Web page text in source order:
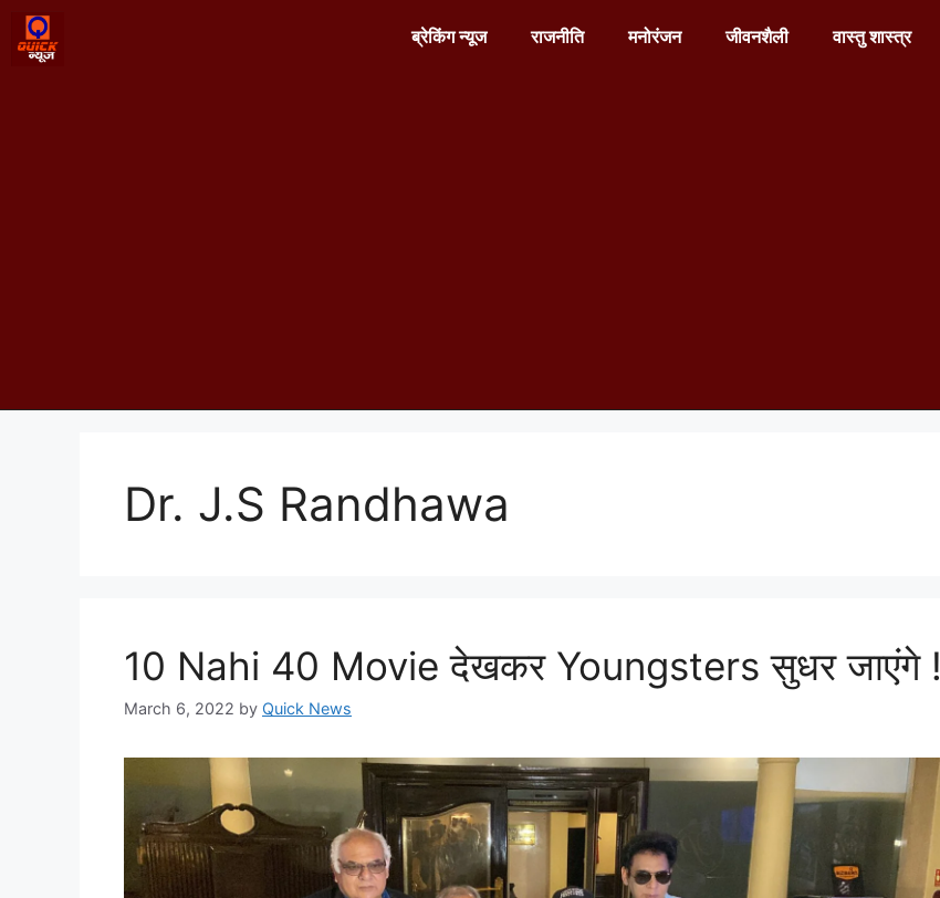
ब्रेकिंग न्यूज राजनीति मनोरंजन जीवनशैली वास्तु शास्त्र
Dr. J.S Randhawa
10 Nahi 40 Movie देखकर Youngsters सुधर जाएंगे !
March 6, 2022 by Quick News